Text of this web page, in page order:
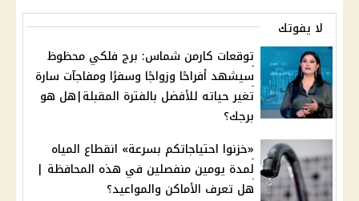
لا يفوتك
توقعات كارمن شماس: برج فلكي محظوظ
سيشهد أفراحًا وزواجًا وسفرًا ومفاجآت سارة
تغير حياته للأفضل بالفترة المقبلة|هل هو
برجك؟
«خزنوا احتياجاتكم بسرعة» انقطاع المياه
لمدة يومين منفصلين في هذه المحافظة |
هل تعرف الأماكن والمواعيد؟